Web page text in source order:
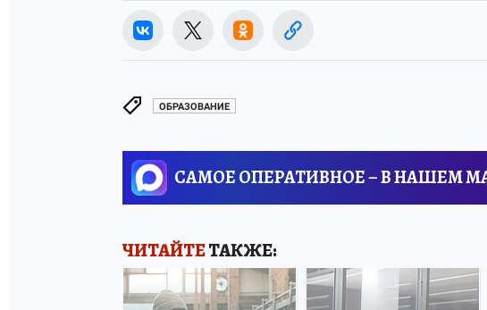
ОБРАЗОВАНИЕ
САМОЕ ОПЕРАТИВНОЕ – В НАШЕМ
ЧИТАЙТЕТАКЖЕ: